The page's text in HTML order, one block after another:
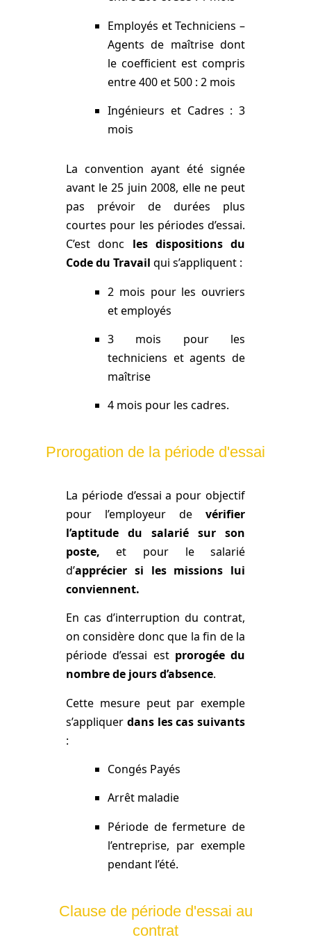
Employés et Techniciens –
Agents de maîtrise dont
le coefficient est compris
entre 400 et 500 : 2 mois
Ingénieurs et Cadres : 3
mois
La convention ayant été signée
avant le 25 juin 2008, elle ne peut
pas prévoir de durées plus
courtes pour les périodes d’essai.
C’est donc les dispositions du
Code du Travail qui s’appliquent :
2 mois pour les ouvriers
et employés
3 mois pour les
techniciens et agents de
maîtrise
4 mois pour les cadres.
Prorogation de la période d'essai
La période d’essai a pour objectif
pour l’employeur devérifier
l’aptitude du salarié sur son
poste, et pour le salarié
d’apprécier si les missions lui
conviennent.
En cas d’interruption du contrat,
on considère donc que la fin de la
période d’essai est prorogée du
nombre de jours d’absence.
Cette mesure peut par exemple
s’appliquer dans les cas suivants
:
Congés Payés
Arrêt maladie
Période de fermeture de
l’entreprise, par exemple
pendant l’été.
Clause de période d'essai au
contrat